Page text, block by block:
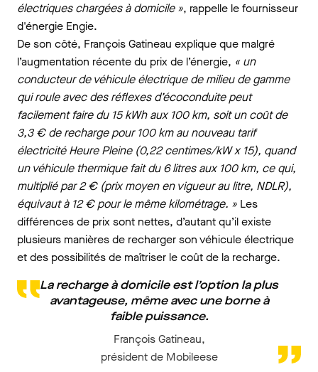
électriques chargées à domicile », rappelle le fournisseur
d'énergie Engie.
De son côté, François Gatineau explique que malgré
l’augmentation récente du prix de l’énergie, « un
conducteur de véhicule électrique de milieu de gamme
qui roule avec des réflexes d’écoconduite peut
facilement faire du 15 kWh aux 100 km, soit un coût de
3,3 € de recharge pour 100 km au nouveau tarif
électricité Heure Pleine (0,22 centimes/kW x 15), quand
un véhicule thermique fait du 6 litres aux 100 km, ce qui,
multiplié par 2 € (prix moyen en vigueur au litre, NDLR),
équivaut à 12 € pour le même kilométrage. » Les
différences de prix sont nettes, d’autant qu’il existe
plusieurs manières de recharger son véhicule électrique
et des possibilités de maîtriser le coût de la recharge.
La recharge à domicile est l’option la plus
avantageuse, même avec une borne à
faible puissance.
François Gatineau,
président de Mobileese